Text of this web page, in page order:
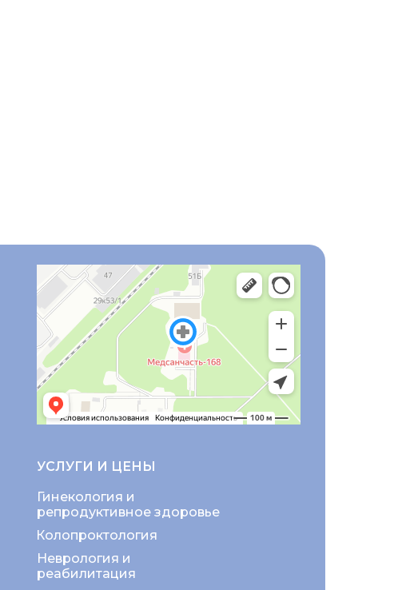
Неврология и
реабилитация
Колопроктология
Гинекология и
репродуктивное здоровье
УСЛУГИ И ЦЕНЫ